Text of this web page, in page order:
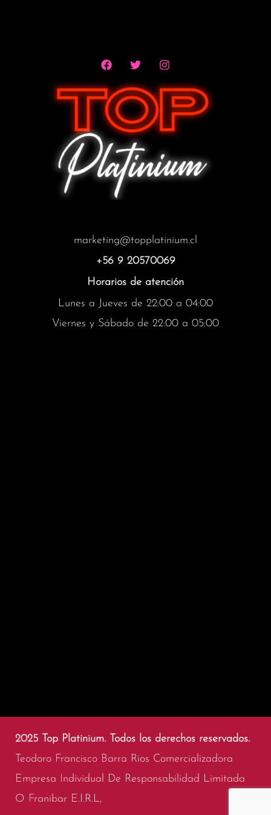
marketing@topplatinium.cl
+56 9 20570069
Horarios de atención
Lunes a Jueves de 22:00 a 04:00
Viernes y Sábado de 22:00 a 05:00
2025 Top Platinium. Todos los derechos reservados.
Teodoro Francisco Barra Rios Comercializadora
Empresa Individual De Responsabilidad Limitada
O Franibar E.I.R.L,